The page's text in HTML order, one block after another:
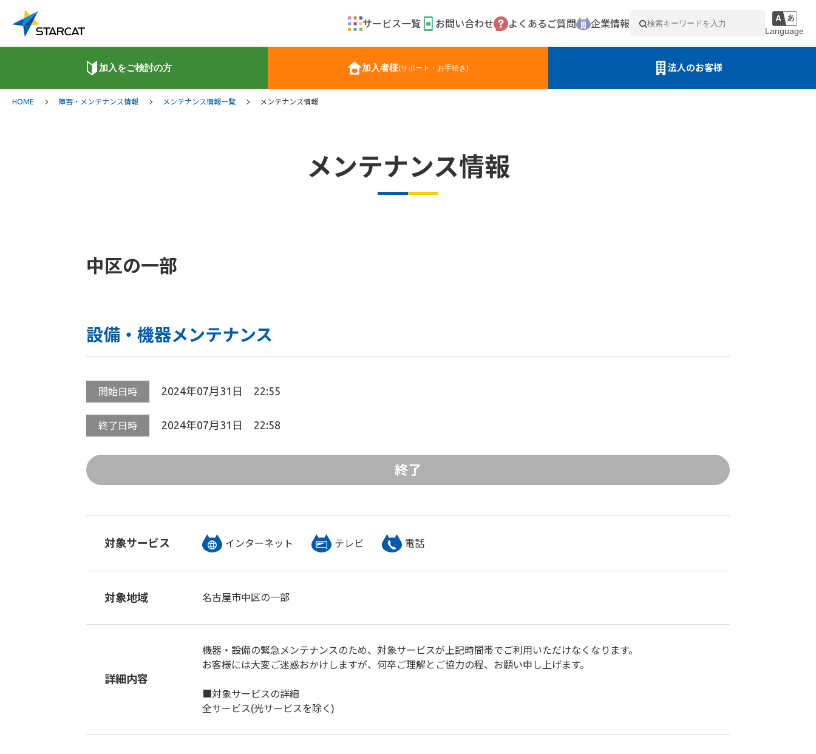
サービス一覧 お問い合わせ よくあるご質問 企業情報
Language
加入をご検討の方 加入者様(サポート・お手続き) 法人のお客様
HOME 障害・メンテナンス情報 メンテナンス情報一覧 メンテナンス情報
メンテナンス情報
中区の一部
設備・機器メンテナンス
開始日時 2024年07月31日 22:55
終了日時 2024年07月31日 22:58
終了
対象サービス インターネット テレビ 電話
対象地域 名古屋市中区の一部
詳細内容
機器・設備の緊急メンテナンスのため、対象サービスが上記時間帯でご利用いただけなくなります。
お客様には大変ご迷惑おかけしますが、何卒ご理解とご協力の程、お願い申し上げます。
■対象サービスの詳細
全サービス(光サービスを除く)